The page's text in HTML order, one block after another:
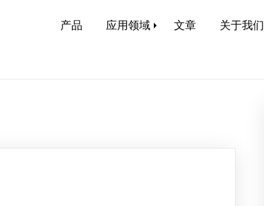
产品 应用领域 文章 关于我们